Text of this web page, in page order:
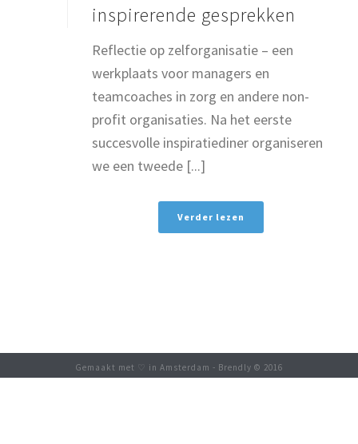
inspirerende gesprekken
Reflectie op zelforganisatie – een
werkplaats voor managers en
teamcoaches in zorg en andere non-
profit organisaties. Na het eerste
succesvolle inspiratiediner organiseren
we een tweede [...]
Verder lezen
Gemaakt met ♡ in Amsterdam - Brendly © 2016